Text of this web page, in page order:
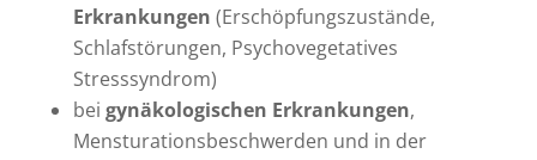
Erkrankungen (Erschöpfungszustände,
Schlafstörungen, Psychovegetatives
Stresssyndrom)
bei gynäkologischen Erkrankungen,
Mensturationsbeschwerden und in der